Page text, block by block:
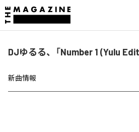
DJゆるる、「Number 1 (Yulu
新曲情報